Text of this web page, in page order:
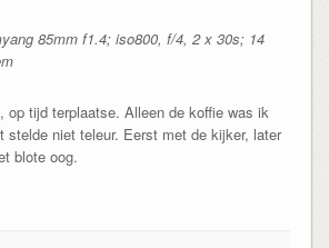
85mm f1.4; iso800, f/4, 2 x 30s; 14
op tijd terplaatse. Alleen de koffie was ik
stelde niet teleur. Eerst met de kijker, later
blote oog.